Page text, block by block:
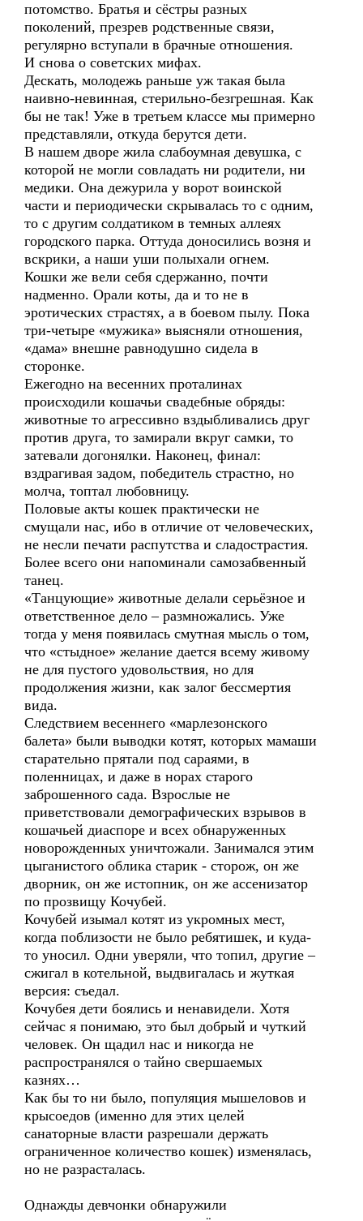
потомство. Братья и сёстры разных
поколений, презрев родственные связи,
регулярно вступали в брачные отношения.
И снова о советских мифах.
Дескать, молодежь раньше уж такая была
наивно-невинная, стерильно-безгрешная. Как
бы не так! Уже в третьем классе мы примерно
представляли, откуда берутся дети.
В нашем дворе жила слабоумная девушка, с
которой не могли совладать ни родители, ни
медики. Она дежурила у ворот воинской
части и периодически скрывалась то с одним,
то с другим солдатиком в темных аллеях
городского парка. Оттуда доносились возня и
вскрики, а наши уши полыхали огнем.
Кошки же вели себя сдержанно, почти
надменно. Орали коты, да и то не в
эротических страстях, а в боевом пылу. Пока
три-четыре «мужика» выясняли отношения,
«дама» внешне равнодушно сидела в
сторонке.
Ежегодно на весенних проталинах
происходили кошачьи свадебные обряды:
животные то агрессивно вздыбливались друг
против друга, то замирали вкруг самки, то
затевали догонялки. Наконец, финал:
вздрагивая задом, победитель страстно, но
молча, топтал любовницу.
Половые акты кошек практически не
смущали нас, ибо в отличие от человеческих,
не несли печати распутства и сладострастия.
Более всего они напоминали самозабвенный
танец.
«Танцующие» животные делали серьёзное и
ответственное дело – размножались. Уже
тогда у меня появилась смутная мысль о том,
что «стыдное» желание дается всему живому
не для пустого удовольствия, но для
продолжения жизни, как залог бессмертия
вида.
Следствием весеннего «марлезонского
балета» были выводки котят, которых мамаши
старательно прятали под сараями, в
поленницах, и даже в норах старого
заброшенного сада. Взрослые не
приветствовали демографических взрывов в
кошачьей диаспоре и всех обнаруженных
новорожденных уничтожали. Занимался этим
цыганистого облика старик - сторож, он же
дворник, он же истопник, он же ассенизатор
по прозвищу Кочубей.
Кочубей изымал котят из укромных мест,
когда поблизости не было ребятишек, и куда-
то уносил. Одни уверяли, что топил, другие –
сжигал в котельной, выдвигалась и жуткая
версия: съедал.
Кочубея дети боялись и ненавидели. Хотя
сейчас я понимаю, это был добрый и чуткий
человек. Он щадил нас и никогда не
распространялся о тайно свершаемых
казнях…
Как бы то ни было, популяция мышеловов и
крысоедов (именно для этих целей
санаторные власти разрешали держать
ограниченное количество кошек) изменялась,
но не разрасталась.
Однажды девчонки обнаружили